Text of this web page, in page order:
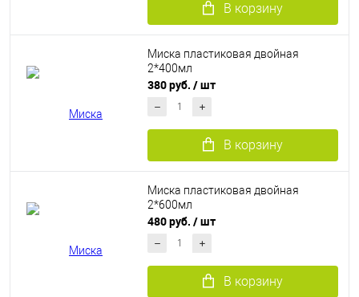
В корзину
Миска пластиковая двойная
2*400мл
380 руб. / шт
В корзину
Миска пластиковая двойная
2*600мл
480 руб. / шт
В корзину